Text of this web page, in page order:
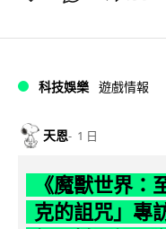
科技娛樂 遊戲情報
天恩 1 日
《魔獸世界：
克的詛咒」專